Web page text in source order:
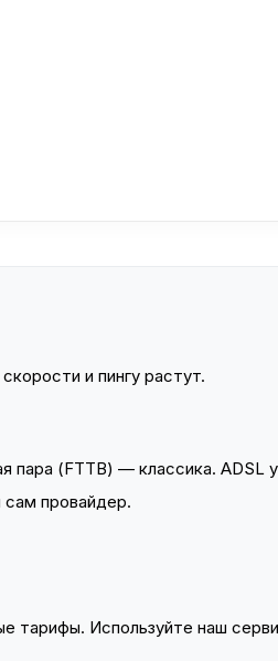
и пингу растут.
пара (FTTB) — классика. ADSL
провайдер.
тарифы. Используйте наш